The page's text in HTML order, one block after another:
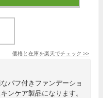
価格と在庫を楽天でチェック >>
パフ付きファンデーショ
ンケア製品になります。